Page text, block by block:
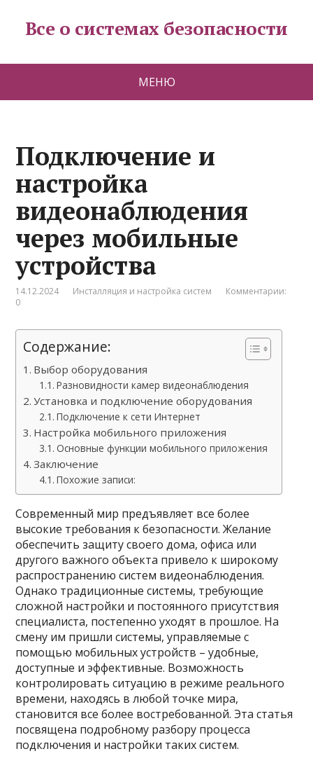
Все о системах безопасности
МЕНЮ
Подключение и
настройка
видеонаблюдения
через мобильные
устройства
14.12.2024 Инсталляция и настройка систем
Комментарии:
0
Содержание:
Выбор оборудования
Разновидности камер видеонаблюдения
Установка и подключение оборудования
Подключение к сети Интернет
Настройка мобильного приложения
Основные функции мобильного приложения
Заключение
Похожие записи:
Современный мир предъявляет все более
высокие требования к безопасности. Желание
обеспечить защиту своего дома, офиса или
другого важного объекта привело к широкому
распространению систем видеонаблюдения.
Однако традиционные системы, требующие
сложной настройки и постоянного присутствия
специалиста, постепенно уходят в прошлое. На
смену им пришли системы, управляемые с
помощью мобильных устройств – удобные,
доступные и эффективные. Возможность
контролировать ситуацию в режиме реального
времени, находясь в любой точке мира,
становится все более востребованной. Эта статья
посвящена подробному разбору процесса
подключения и настройки таких систем.